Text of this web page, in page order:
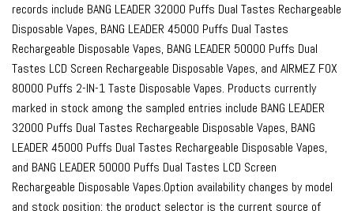
records include BANG LEADER 32000 Puffs Dual Tastes Rechargeable
Disposable Vapes, BANG LEADER 45000 Puffs Dual Tastes
Rechargeable Disposable Vapes, BANG LEADER 50000 Puffs Dual
Tastes LCD Screen Rechargeable Disposable Vapes, and AIRMEZ FOX
80000 Puffs 2-IN-1 Taste Disposable Vapes. Products currently
marked in stock among the sampled entries include BANG LEADER
32000 Puffs Dual Tastes Rechargeable Disposable Vapes, BANG
LEADER 45000 Puffs Dual Tastes Rechargeable Disposable Vapes,
and BANG LEADER 50000 Puffs Dual Tastes LCD Screen
Rechargeable Disposable Vapes.Option availability changes by model
and stock position; the product selector is the current source of